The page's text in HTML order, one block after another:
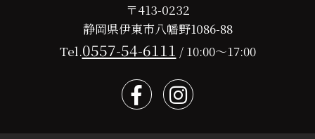
〒413-0232
静岡県伊東市八幡野1086-88
Tel.0557-54-6111 / 10:00～17:00